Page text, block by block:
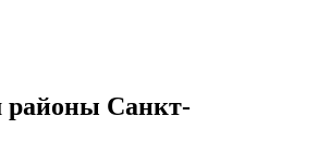
районы Санкт-